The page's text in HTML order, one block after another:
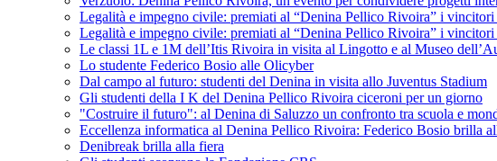
Legalità e impegno civile: premiati al “Denina Pellico Rivoira” i
Legalità e impegno civile: premiati al “Denina Pellico Rivoira” i
Le classi 1L e 1M dell’Itis Rivoira in visita al Lingotto e al Museo
Lo studente Federico Bosio alle Olicyber
Dal campo al futuro: studenti del Denina in visita allo Juventus Stadium
Gli studenti della I K del Denina Pellico Rivoira ciceroni per un giorno
"Costruire il futuro": al Denina di Saluzzo un confronto tra scuola e
Eccellenza informatica al Denina Pellico Rivoira: Federico Bosio brilla
Denibreak brilla alla fiera